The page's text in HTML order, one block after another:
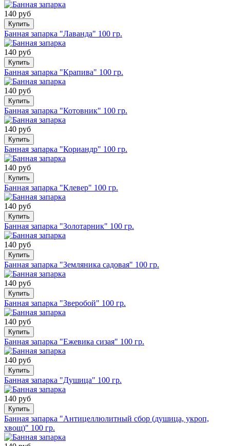
140 руб
Купить
Банная запарка "Лаванда" 100 гр.
140 руб
Купить
Банная запарка "Крапива" 100 гр.
140 руб
Купить
Банная запарка "Котовник" 100 гр.
140 руб
Купить
Банная запарка "Кориандр" 100 гр.
140 руб
Купить
Банная запарка "Клевер" 100 гр.
140 руб
Купить
Банная запарка "Золотарник" 100 гр.
140 руб
Купить
Банная запарка "Земляника садовая" 100 гр.
140 руб
Купить
Банная запарка "Зверобой" 100 гр.
140 руб
Купить
Банная запарка "Ежевика сизая" 100 гр.
140 руб
Купить
Банная запарка "Душица" 100 гр.
140 руб
Купить
Банная запарка "Антицеллюлитный сбор (душица, укроп,
хвощ)" 100 гр.